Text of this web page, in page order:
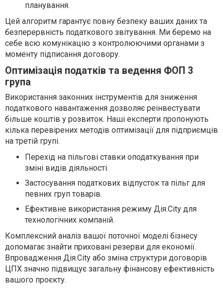
планування.
Цей алгоритм гарантує повну безпеку ваших даних та
безперервність податкового звітування. Ми беремо на
себе всю комунікацію з контролюючими органами з
моменту підписання договору.
Оптимізація податків та ведення ФОП 3
група
Використання законних інструментів для зниження
податкового навантаження дозволяє реінвестувати
більше коштів у розвиток. Наші експерти пропонують
кілька перевірених методів оптимізації для підприємців
на третій групі.
Перехід на пільгові ставки оподаткування при
зміні видів діяльності.
Застосування податкових відпусток та пільг для
певних груп товарів.
Ефективне використання режиму Дія.City для
технологічних компаній.
Комплексний аналіз вашої поточної моделі бізнесу
допомагає знайти приховані резерви для економії.
Впровадження Дія.City або зміна структури договорів
ЦПХ значно підвищує загальну фінансову ефективність
вашого проєкту.